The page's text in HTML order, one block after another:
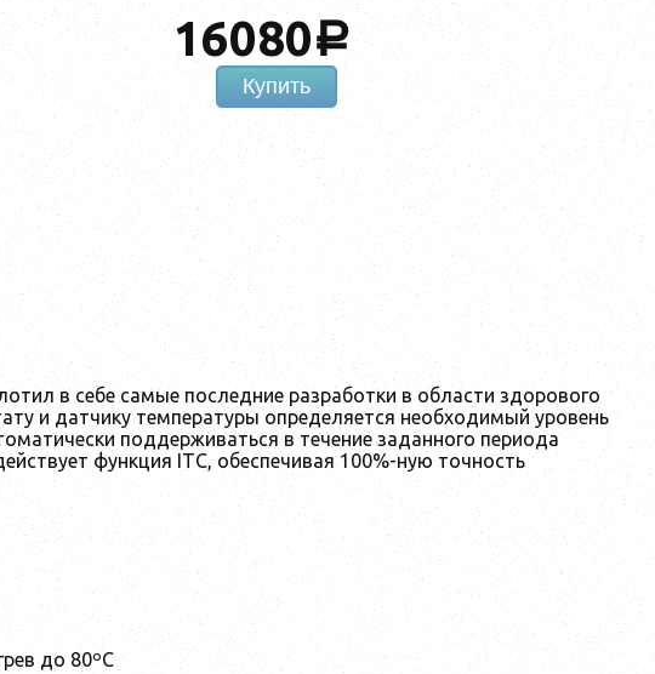
16080a
Купить
в себе самые последние разработки в области здорового
и датчику температуры определяется необходимый уровень
поддерживаться в течение заданного периода
функция ITC, обеспечивая 100%-ную точность
до 80ºС